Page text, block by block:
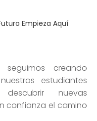
Empieza Aquí
creando
estudiantes
nuevas
confianza el camino